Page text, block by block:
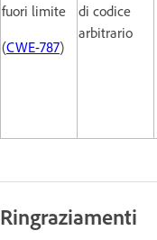
fuori limite
(CWE-787)
di codice
arbitrario
Ringraziamenti